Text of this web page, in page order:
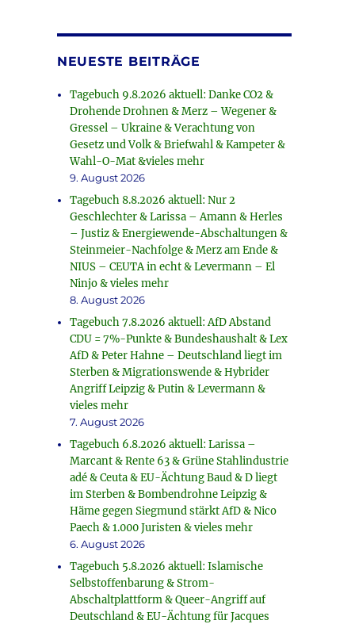
NEUESTE BEITRÄGE
Tagebuch 9.8.2026 aktuell: Danke CO2 &
Drohende Drohnen & Merz – Wegener &
Gressel – Ukraine & Verachtung von
Gesetz und Volk & Briefwahl & Kampeter &
Wahl-O-Mat &vieles mehr
9. August 2026
Tagebuch 8.8.2026 aktuell: Nur 2
Geschlechter & Larissa – Amann & Herles
– Justiz & Energiewende-Abschaltungen &
Steinmeier-Nachfolge & Merz am Ende &
NIUS – CEUTA in echt & Levermann – El
Ninjo & vieles mehr
8. August 2026
Tagebuch 7.8.2026 aktuell: AfD Abstand
CDU = 7%-Punkte & Bundeshaushalt & Lex
AfD & Peter Hahne – Deutschland liegt im
Sterben & Migrationswende & Hybrider
Angriff Leipzig & Putin & Levermann &
vieles mehr
7. August 2026
Tagebuch 6.8.2026 aktuell: Larissa –
Marcant & Rente 63 & Grüne Stahlindustrie
adé & Ceuta & EU-Ächtung Baud & D liegt
im Sterben & Bombendrohne Leipzig &
Häme gegen Siegmund stärkt AfD & Nico
Paech & 1.000 Juristen & vieles mehr
6. August 2026
Tagebuch 5.8.2026 aktuell: Islamische
Selbstoffenbarung & Strom-
Abschaltplattform & Queer-Angriff auf
Deutschland & EU-Ächtung für Jacques